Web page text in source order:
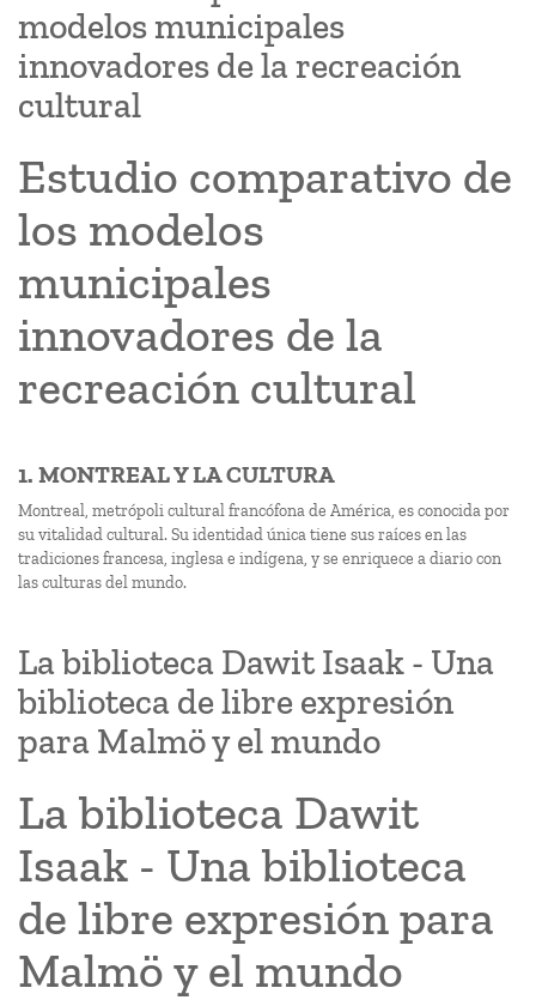
modelos municipales
innovadores de la recreación
cultural
Estudio comparativo de
los modelos
municipales
innovadores de la
recreación cultural
1. MONTREAL Y LA CULTURA
Montreal, metrópoli cultural francófona de América, es conocida por
su vitalidad cultural. Su identidad única tiene sus raíces en las
tradiciones francesa, inglesa e indígena, y se enriquece a diario con
las culturas del mundo.
La biblioteca Dawit Isaak - Una
biblioteca de libre expresión
para Malmö y el mundo
La biblioteca Dawit
Isaak - Una biblioteca
de libre expresión para
Malmö y el mundo